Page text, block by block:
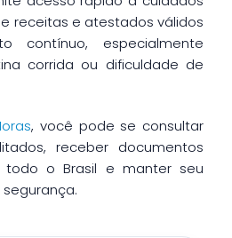
receitas e atestados válidos
contínuo, especialmente
corrida ou dificuldade de
, você pode se consultar
receber documentos
o Brasil e manter seu